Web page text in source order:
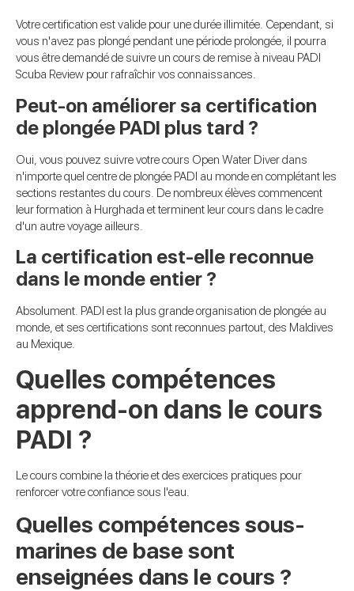
Votre certification est valide pour une durée illimitée. Cependant, si
vous n'avez pas plongé pendant une période prolongée, il pourra
vous être demandé de suivre un cours de remise à niveau PADI
Scuba Review pour rafraîchir vos connaissances.
Peut-on améliorer sa certification
de plongée PADI plus tard ?
Oui, vous pouvez suivre votre cours Open Water Diver dans
n'importe quel centre de plongée PADI au monde en complétant les
sections restantes du cours. De nombreux élèves commencent
leur formation à Hurghada et terminent leur cours dans le cadre
d'un autre voyage ailleurs.
La certification est-elle reconnue
dans le monde entier ?
Absolument. PADI est la plus grande organisation de plongée au
monde, et ses certifications sont reconnues partout, des Maldives
au Mexique.
Quelles compétences
apprend-on dans le cours
PADI ?
Le cours combine la théorie et des exercices pratiques pour
renforcer votre confiance sous l'eau.
Quelles compétences sous-
marines de base sont
enseignées dans le cours ?